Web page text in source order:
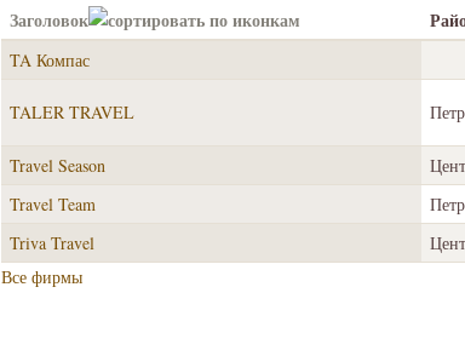
Заголовок
TA Компас
TALER TRAVEL
Travel Season
Travel Team
Triva Travel
Все фирмы